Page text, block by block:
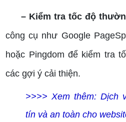
– Kiểm tra tốc độ
công cụ như Google
hoặc Pingdom để kiểm tra
các gợi ý cải thiện.
>>>> Xem thêm: Dịch
tín và an toàn cho